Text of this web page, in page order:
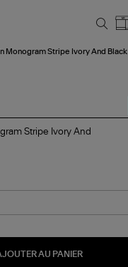
Monogram Stripe Ivory And Black
Stripe Ivory And
AU PANIER